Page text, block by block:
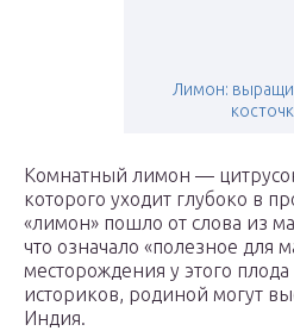
Лимон:
Комнатный лимон —
которого уходит глубоко в
«лимон» пошло от слова из
что означало «полезное для
месторождения у этого
историков, родиной могут
Индия.